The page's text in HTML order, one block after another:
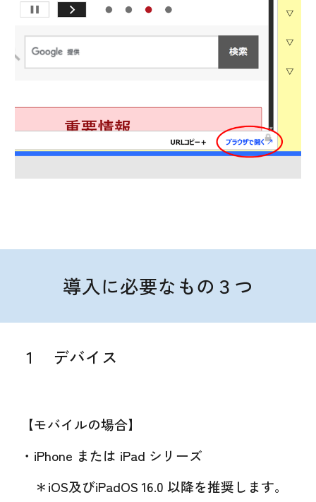
導入に必要なもの３つ
１ デバイス
【モバイルの場合】
・iPhone または iPad シリーズ
＊iOS及びiPadOS 16.0 以降を推奨します。